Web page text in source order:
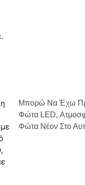
Μπορώ Να Έχω
Φώτα LED,
Φώτα Νέον Στο